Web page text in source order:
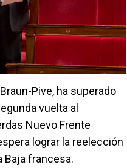
Pive, ha superado
vuelta al
Nuevo Frente
lograr la reelección
Baja francesa.